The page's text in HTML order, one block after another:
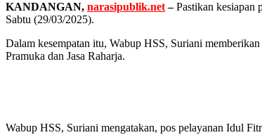
KANDANGAN, narasipublik.net–Pastikan kesiapan
Sabtu (29/03/2025).
Dalam kesempatan itu, Wabup HSS, Suriani
Pramuka dan Jasa Raharja.
Wabup HSS, Suriani mengatakan, pos pelayanan Idul